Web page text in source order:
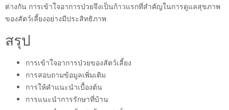
ต่างกัน การเข้าใจอาการป่วยจึงเป็นก้าวแรกที่สำคัญในการดูแลสุขภาพ
ของสัตว์เลี้ยงอย่างมีประสิทธิภาพ
สรุป
การเข้าใจอาการป่วยของสัตว์เลี้ยง
การสอบถามข้อมูลเพิ่มเติม
การให้คำแนะนำเบื้องต้น
การแนะนำการรักษาที่บ้าน